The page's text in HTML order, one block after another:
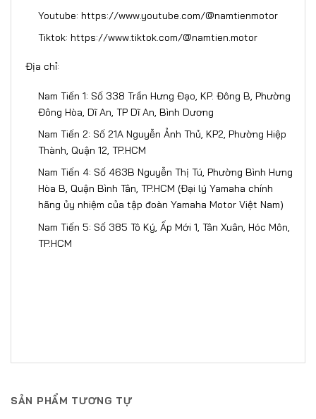
Youtube: https://www.youtube.com/@namtienmotor
Tiktok: https://www.tiktok.com/@namtien.motor
Địa chỉ:
Nam Tiến 1: Số 338 Trần Hưng Đạo, KP. Đông B, Phường
Đông Hòa, Dĩ An, TP Dĩ An, Bình Dương
Nam Tiến 2: Số 21A Nguyễn Ảnh Thủ, KP2, Phường Hiệp
Thành, Quận 12, TP.HCM
Nam Tiến 4: Số 463B Nguyễn Thị Tú, Phường Bình Hưng
Hòa B, Quận Bình Tân, TP.HCM (Đại lý Yamaha chính
hãng ủy nhiệm của tập đoàn Yamaha Motor Việt Nam)
Nam Tiến 5: Số 385 Tô Ký, Ấp Mới 1, Tân Xuân, Hóc Môn,
TP.HCM
SẢN PHẨM TƯƠNG TỰ